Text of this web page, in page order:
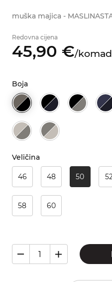
muška majica -
Redovna cijena
45,90 €/komad
Boja
Veličina
46 48 50
58 60